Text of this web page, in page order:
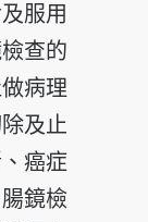
服用
查的
病理
及止
癌症
鏡檢